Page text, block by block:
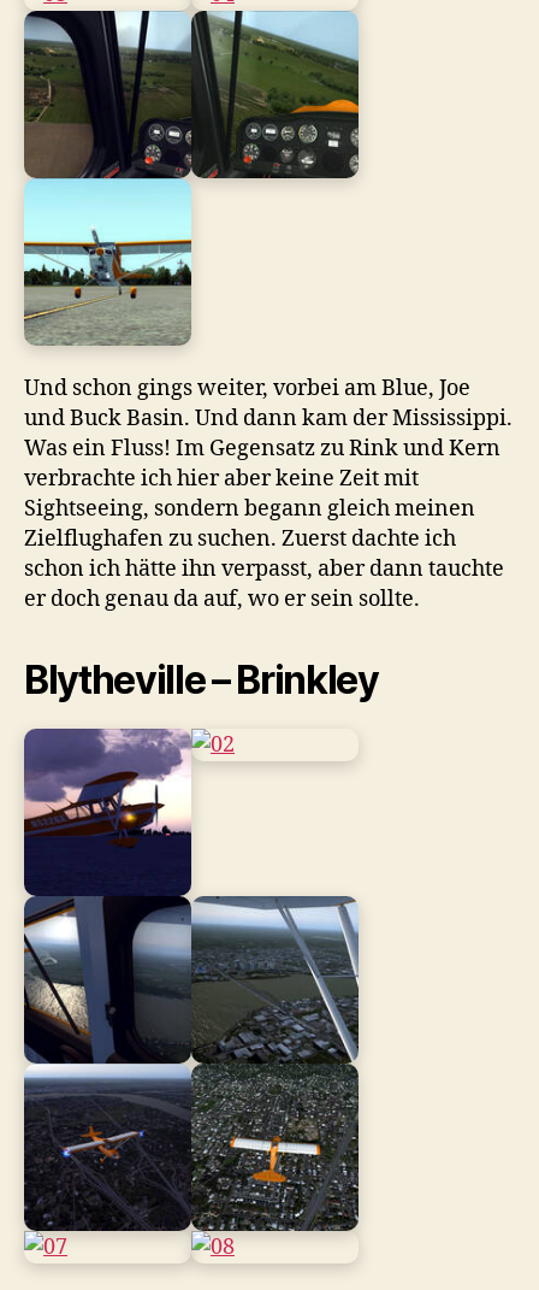
Und schon gings weiter, vorbei am Blue, Joe
und Buck Basin. Und dann kam der Mississippi.
Was ein Fluss! Im Gegensatz zu Rink und Kern
verbrachte ich hier aber keine Zeit mit
Sightseeing, sondern begann gleich meinen
Zielflughafen zu suchen. Zuerst dachte ich
schon ich hätte ihn verpasst, aber dann tauchte
er doch genau da auf, wo er sein sollte.
Blytheville – Brinkley